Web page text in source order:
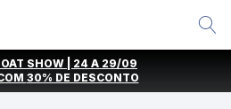
SHOW | 24 A 29/09
30% DE DESCONTO